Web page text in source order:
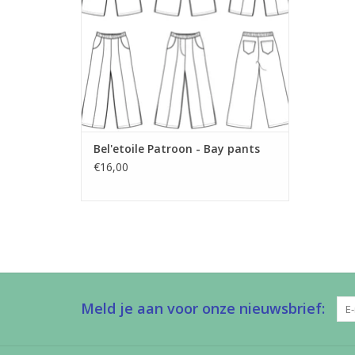
Bel'etoile Patroon - Bay pants
€16,00
Meld je aan voor onze nieuwsbrief: